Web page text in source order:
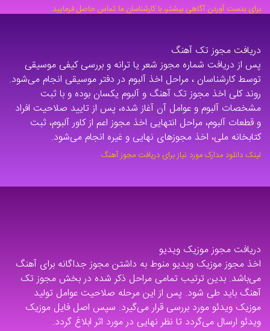
برای بدست آوردن آگاهی بیشتر، با کارشناسان ما تماس حاصل فرمایید.
دریافت مجوز تک آهنگ
پس از دریافت شماره مجوز شعر یا ترانه و بررسی کیفی موسیقی
توسط کارشناسان ، مراحل اخذ آلبوم در دفتر موسیقی انجام می‌شود.
روند کلی اخذ مجوز تک آهنگ و آلبوم یکسان بوده و با ثبت
مشخصات آلبوم و عوامل آن آغاز شده، پس از تایید صلاحیت افراد
و قطعات آلبوم، مراحل انتهایی اخذ مجوز اعم از کاور آلبوم، ثبت
کتابخانه ملی، اخذ مجوزهای نهایی و غیره انجام می‌شود.
لینک دانلود مدارک مورد نیاز برای دریافت مجوز آهنگ
دریافت مجوز موزیک ویدیو
اخذ مجوز موزیک ویدیو منوط به داشتن مجوز جداگانه برای آهنگ
می‌باشد. بدین ترتیب تمامی مراحل ذکر شده در بخش مجوز تک
آهنگ باید طی شود. پس از این مرحله صلاحیت عوامل تولید
موزیک ویدئو مورد بررسی قرار می‌گیرد. سپس اصل فایل موزیک
ویدئو ارسال می‌گردد تا نظر نهایی در مورد اثر ابلاغ گردد.